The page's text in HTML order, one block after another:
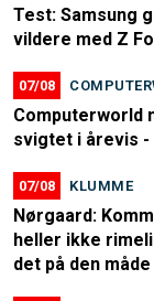
Test: Samsung
vildere med Z
07/08
Computerworld
svigtet i årevis -
07/08 KLUMME
Nørgaard:
heller ikke
det på den måde